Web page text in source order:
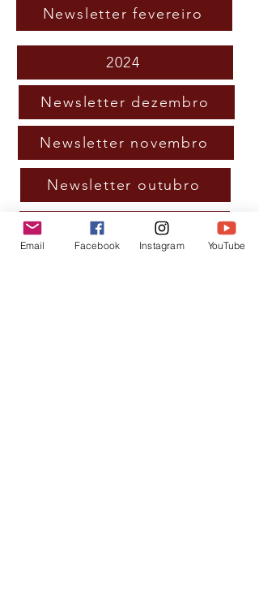
Newsletter fevereiro
2024
Newsletter dezembro
Newsletter novembro
Newsletter outubro
Newsletter setembro
Email Facebook Instagram YouTube